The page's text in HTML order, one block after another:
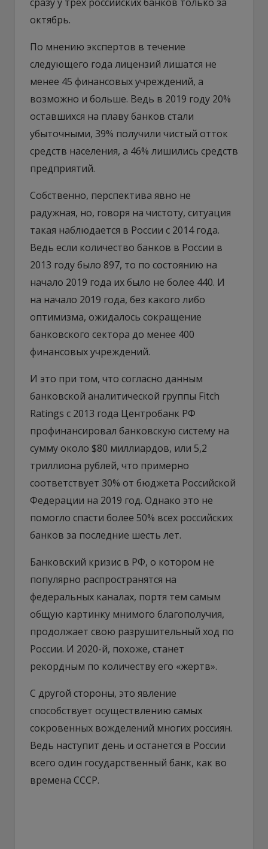
октябрь.
По мнению экспертов в течение
следующего года лицензий лишатся не
менее 45 финансовых учреждений, а
возможно и больше. Ведь в 2019 году 20%
оставшихся на плаву банков стали
убыточными, 39% получили чистый отток
средств населения, а 46% лишились средств
предприятий.
Собственно, перспектива явно не
радужная, но, говоря на чистоту, ситуация
такая наблюдается в России с 2014 года.
Ведь если количество банков в России в
2013 году было 897, то по состоянию на
начало 2019 года их было не более 440. И
на начало 2019 года, без какого либо
оптимизма, ожидалось сокращение
банковского сектора до менее 400
финансовых учреждений.
И это при том, что согласно данным
банковской аналитической группы Fitch
Ratings с 2013 года Центробанк РФ
профинансировал банковскую систему на
сумму около $80 миллиардов, или 5,2
триллиона рублей, что примерно
соответствует 30% от бюджета Российской
Федерации на 2019 год. Однако это не
помогло спасти более 50% всех российских
банков за последние шесть лет.
Банковский кризис в РФ, о котором не
популярно распространятся на
федеральных каналах, портя тем самым
общую картинку мнимого благополучия,
продолжает свою разрушительный ход по
России. И 2020-й, похоже, станет
рекордным по количеству его «жертв».
С другой стороны, это явление
способствует осуществлению самых
сокровенных вожделений многих россиян.
Ведь наступит день и останется в России
всего один государственный банк, как во
времена СССР.